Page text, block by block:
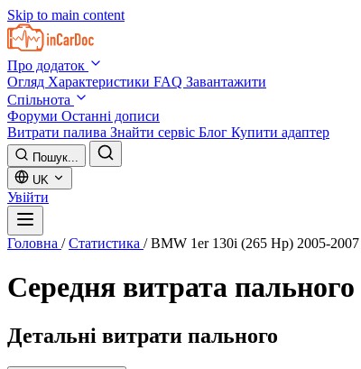
Skip to main content
Про додаток
Огляд Характеристики FAQ Завантажити
Спільнота
Форуми Останні дописи
Витрати палива Знайти сервіс Блог Купити адаптер
Пошук...
UK
Увійти
Головна / Статистика / BMW 1er 130i (265 Hp) 2005-2007
Середня витрата пального
Детальні витрати пального